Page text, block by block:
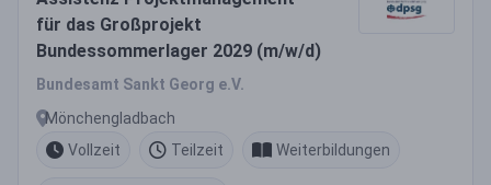
für das Großprojekt
Bundessommerlager 2029 (m/w/d)
Bundesamt Sankt Georg e.V.
Mönchengladbach
Vollzeit
Teilzeit Weiterbildungen